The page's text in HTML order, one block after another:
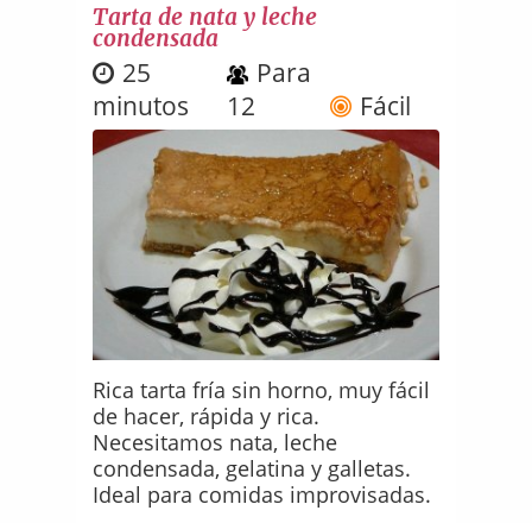
Tarta de nata y leche
condensada
25
minutos
Para
12
Fácil
Rica tarta fría sin horno, muy fácil
de hacer, rápida y rica.
Necesitamos nata, leche
condensada, gelatina y galletas.
Ideal para comidas improvisadas.